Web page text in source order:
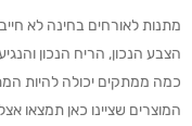
מתנות לאורחים בחינה לא
הצבע הנכון, הריח הנכון
כמה ממתקים יכולה להיות
המוצרים שציינו כאן תמצאו